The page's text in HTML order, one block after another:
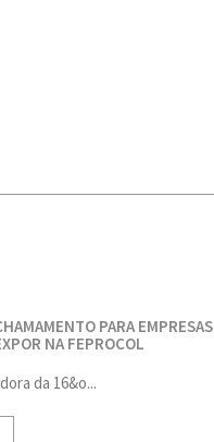
PARA EMPRESAS
NA FEPROCOL
da 16&o...